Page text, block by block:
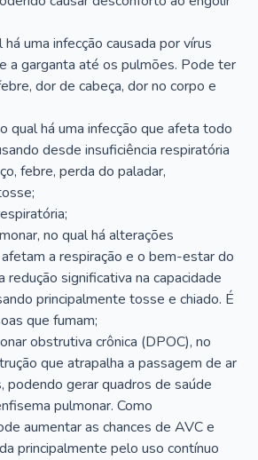
há uma infecção causada por vírus
a garganta até os pulmões. Pode ter
dor de cabeça, dor no corpo e
qual há uma infecção que afeta todo
desde insuficiência respiratória
febre, perda do paladar,
no qual há alterações
a respiração e o bem-estar do
redução significativa na capacidade
principalmente tosse e chiado. É
que fumam;
obstrutiva crônica (DPOC), no
que atrapalha a passagem de ar
podendo gerar quadros de saúde
pulmonar. Como
aumentar as chances de AVC e
principalmente pelo uso contínuo